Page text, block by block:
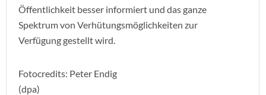
Öffentlichkeit besser informiert und das ganze
Spektrum von Verhütungsmöglichkeiten zur
Verfügung gestellt wird.
Fotocredits: Peter Endig
(dpa)